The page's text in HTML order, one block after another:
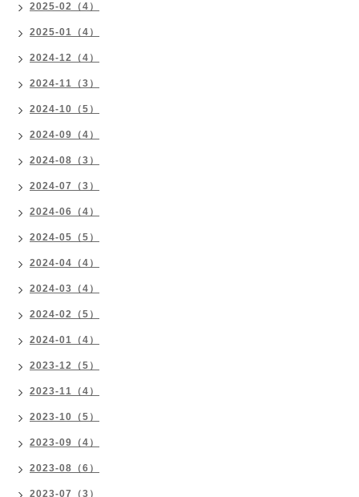
2025-02（4）
2025-01（4）
2024-12（4）
2024-11（3）
2024-10（5）
2024-09（4）
2024-08（3）
2024-07（3）
2024-06（4）
2024-05（5）
2024-04（4）
2024-03（4）
2024-02（5）
2024-01（4）
2023-12（5）
2023-11（4）
2023-10（5）
2023-09（4）
2023-08（6）
2023-07（3）